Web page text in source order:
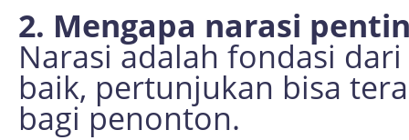
2. Mengapa narasi
Narasi adalah fondasi
baik, pertunjukan bisa
bagi penonton.